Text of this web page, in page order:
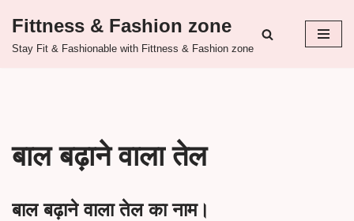
Skip
Fittness & Fashion zone
Stay Fit & Fashionable with Fittness & Fashion zone
बाल बढ़ाने वाला तेल
बाल बढ़ाने वाला तेल का नाम।